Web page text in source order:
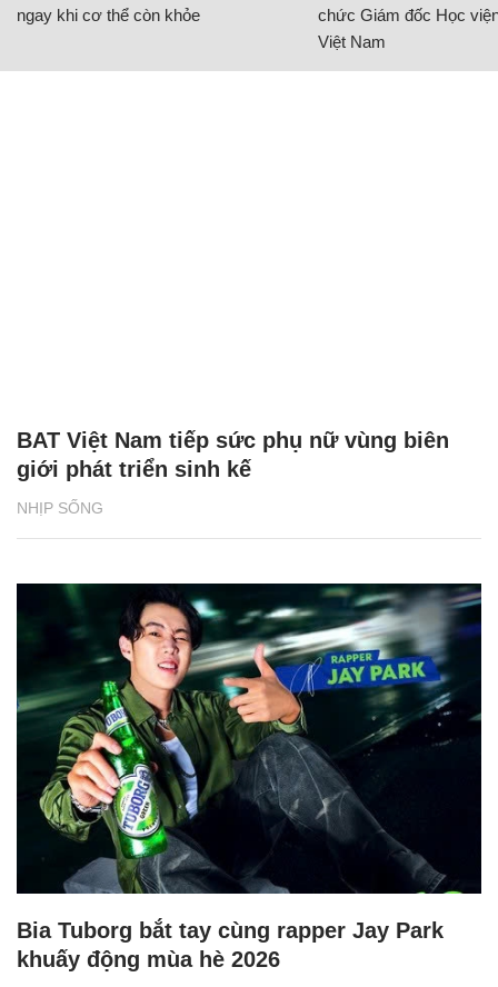
ngay khi cơ thể còn khỏe
chức Giám đốc Học
Việt Nam
NHỊP SỐNG
BAT Việt Nam tiếp sức phụ nữ vùng biên
giới phát triển sinh kế
Bia Tuborg bắt tay cùng rapper Jay Park
khuấy động mùa hè 2026